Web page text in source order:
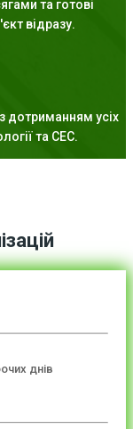
та готові
відразу.
дотриманням усіх
та СЕС.
днів